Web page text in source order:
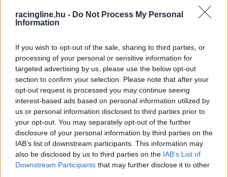
racingline.hu - Do Not Process My Personal
Information
If you wish to opt-out of the sale, sharing to third parties, or
processing of your personal or sensitive information for
targeted advertising by us, please use the below opt-out
section to confirm your selection. Please note that after your
opt-out request is processed you may continue seeing
interest-based ads based on personal information utilized by
us or personal information disclosed to third parties prior to
your opt-out. You may separately opt-out of the further
disclosure of your personal information by third parties on the
IAB’s list of downstream participants. This information may
also be disclosed by us to third parties on the IAB’s List of
Downstream Participants that may further disclose it to other